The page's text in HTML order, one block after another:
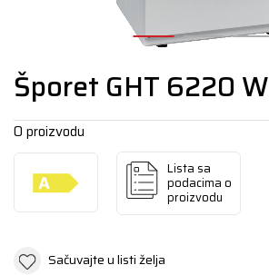
Šporet GHT 6220 W
O proizvodu
Lista sa
podacima o
proizvodu
Sačuvajte u listi želja